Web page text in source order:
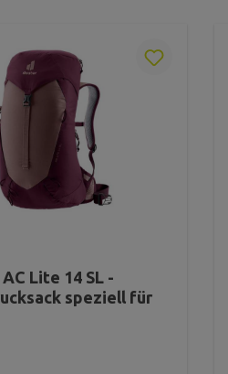
AC Lite 14 SL -
speziell für